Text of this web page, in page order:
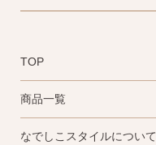
TOP
商品一覧
なでしこスタイルについて